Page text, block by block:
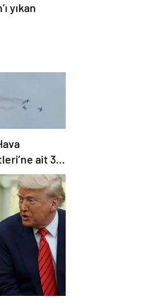
yıkan
bir
ait 3
kaza